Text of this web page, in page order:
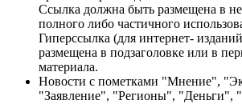
Ссылка должна быть размещена в
полного либо частичного
Гиперссылка (для интернет-
размещена в подзаголовке или в
материала.
Новости с пометками "Мнение",
"Заявление", "Регионы", "Деньги",